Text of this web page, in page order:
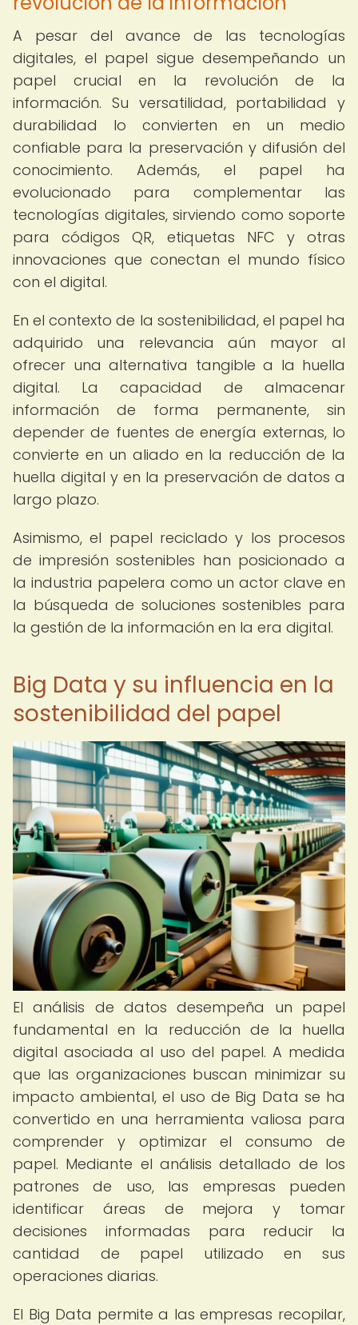
A pesar del avance de las tecnologías
digitales, el papel sigue desempeñando un
papel crucial en la revolución de la
información. Su versatilidad, portabilidad y
durabilidad lo convierten en un medio
confiable para la preservación y difusión del
conocimiento. Además, el papel ha
evolucionado para complementar las
tecnologías digitales, sirviendo como soporte
para códigos QR, etiquetas NFC y otras
innovaciones que conectan el mundo físico
con el digital.
En el contexto de la sostenibilidad, el papel ha
adquirido una relevancia aún mayor al
ofrecer una alternativa tangible a la huella
digital. La capacidad de almacenar
información de forma permanente, sin
depender de fuentes de energía externas, lo
convierte en un aliado en la reducción de la
huella digital y en la preservación de datos a
largo plazo.
Asimismo, el papel reciclado y los procesos
de impresión sostenibles han posicionado a
la industria papelera como un actor clave en
la búsqueda de soluciones sostenibles para
la gestión de la información en la era digital.
Big Data y su influencia en la
sostenibilidad del papel
El análisis de datos desempeña un papel
fundamental en la reducción de la huella
digital asociada al uso del papel. A medida
que las organizaciones buscan minimizar su
impacto ambiental, el uso de Big Data se ha
convertido en una herramienta valiosa para
comprender y optimizar el consumo de
papel. Mediante el análisis detallado de los
patrones de uso, las empresas pueden
identificar áreas de mejora y tomar
decisiones informadas para reducir la
cantidad de papel utilizado en sus
operaciones diarias.
El Big Data permite a las empresas recopilar,